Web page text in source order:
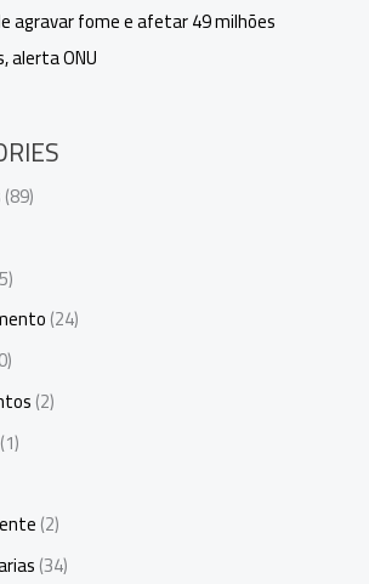
agravar fome e afetar 49 milhões
alerta ONU
(89)
(24)
(2)
(1)
(2)
(34)